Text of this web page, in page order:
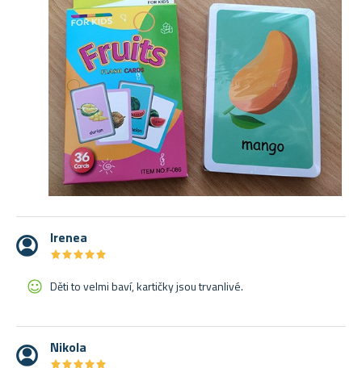
Irenea
★★★★★
★★★★★
Děti to velmi baví, kartičky jsou trvanlivé.
Nikola
★★★★★
★★★★★